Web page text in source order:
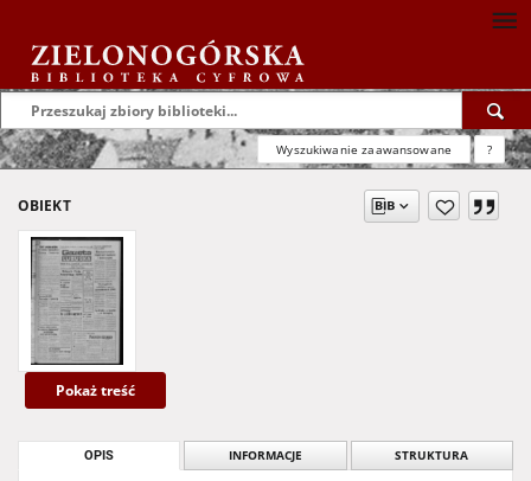
Wyszukiwanie zaawansowane ?
OBIEKT
Pokaż treść
OPIS INFORMACJE STRUKTURA